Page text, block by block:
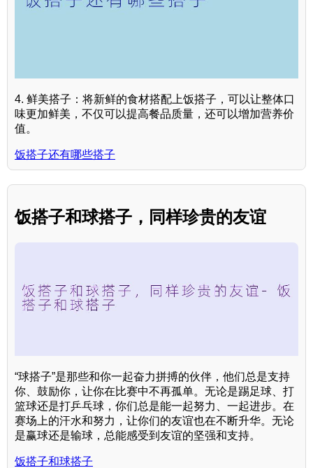
4. 鲜美搭子：将新鲜的食材搭配上饭搭子，可以让整体口
味更加鲜美，不仅可以提高餐品质量，还可以增加营养价
值。
饭搭子还有哪些搭子
饭搭子和球搭子，同样珍贵的友谊
“球搭子”是那些和你一起奋力拼搏的伙伴，他们总是支持
你、鼓励你，让你在比赛中不再孤单。无论是踢足球、打
篮球还是打乒乓球，你们总是能一起努力、一起进步。在
赛场上的汗水和努力，让你们的友谊也在不断升华。无论
是赢球还是输球，总能感受到友谊的坚强和支持。
饭搭子和球搭子